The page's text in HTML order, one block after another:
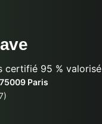
certifié 95 % valorisé
Paris